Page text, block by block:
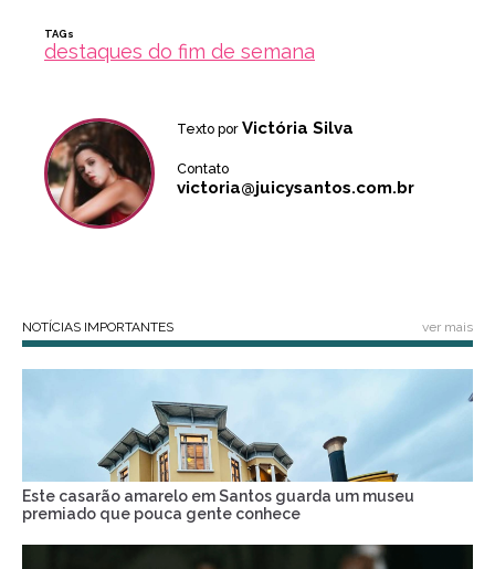
TAGs
destaques do fim de semana
Texto por Victória Silva
Contato
victoria@juicysantos.com.br
NOTÍCIAS IMPORTANTES ver mais
Este casarão amarelo em Santos guarda um museu
premiado que pouca gente conhece